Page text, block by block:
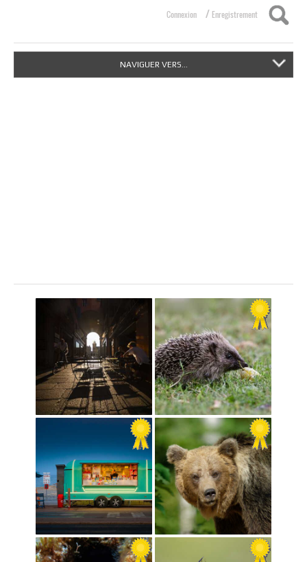
Connexion / Enregistrement
NAVIGUER VERS...